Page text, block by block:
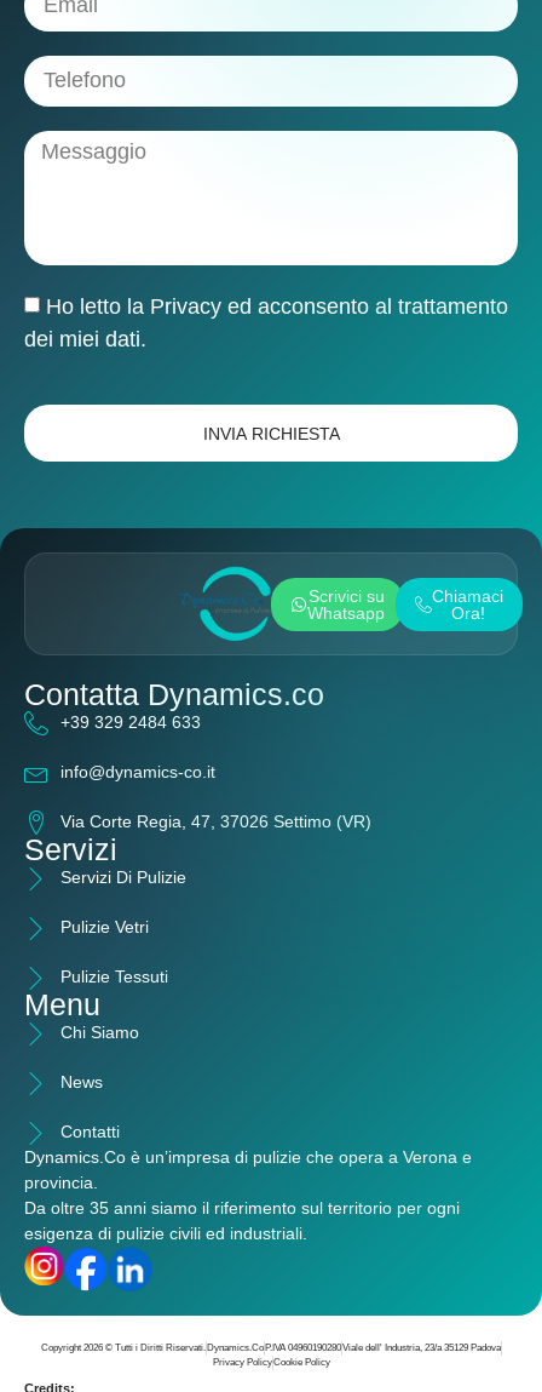
Ho letto la Privacy ed acconsento al trattamento
dei miei dati.
INVIA RICHIESTA
Scrivici su
Whatsapp
Chiamaci
Ora!
Contatta Dynamics.co
+39 329 2484 633
info@dynamics-co.it
Via Corte Regia, 47, 37026 Settimo (VR)
Servizi
Servizi Di Pulizie
Pulizie Vetri
Pulizie Tessuti
Menu
Chi Siamo
News
Contatti
Dynamics.Co è un’impresa di pulizie che opera a Verona e
provincia
Da oltre 35 anni siamo il riferimento sul territorio per ogni
esigenza di pulizie civili ed industriali.
Copyright 2026 © Tutti i Diritti Riservati. Dynamics.Co P.IVA 04960190280Viale dell' Industria, 23/a 35129 Padova
Privacy PolicyCookie Policy
Credits: